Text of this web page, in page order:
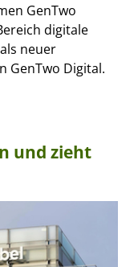
GenTwo
digitale
neuer
GenTwo Digital.
und zieht